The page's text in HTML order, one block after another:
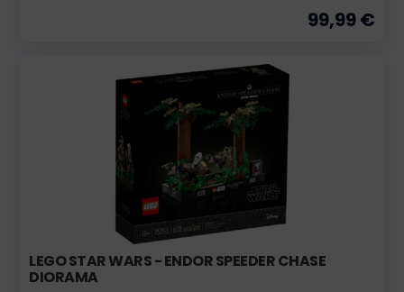
99,99 €
LEGO STAR WARS - ENDOR SPEEDER CHASE
DIORAMA